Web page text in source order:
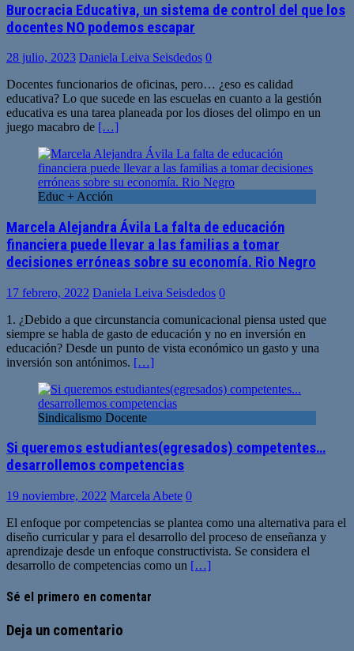
Burocracia Educativa, un sistema de control del que los
docentes NO podemos escapar
28 julio, 2023 Daniela Leiva Seisdedos 0
Docentes funcionarios de oficinas, pero… ¿eso es calidad
educativa? Lo que sucede en las escuelas en cuanto a la gestión
educativa es una tarea planeada por los dioses del olimpo en un
juego macabro de […]
Educ + Acción
Marcela Alejandra Ávila La falta de educación
financiera puede llevar a las familias a tomar
decisiones erróneas sobre su economía. Rio Negro
17 febrero, 2022 Daniela Leiva Seisdedos 0
1. ¿Debido a que circunstancia comunicacional piensa usted que
siempre se habla de gasto de educación y no en inversión en
educación? Desde un punto de vista económico un gasto y una
inversión son antónimos. […]
Sindicalismo Docente
Si queremos estudiantes(egresados) competentes…
desarrollemos competencias
19 noviembre, 2022 Marcela Abete 0
El enfoque por competencias se plantea como una alternativa para el
diseño curricular y para el desarrollo del proceso de enseñanza y
aprendizaje desde un enfoque constructivista. Se considera el
desarrollo de competencias como un […]
Sé el primero en comentar
Deja un comentario